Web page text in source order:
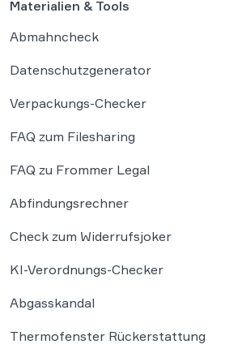
Materialien & Tools
Abmahncheck
Datenschutzgenerator
Verpackungs-Checker
FAQ zum Filesharing
FAQ zu Frommer Legal
Abfindungsrechner
Check zum Widerrufsjoker
KI-Verordnungs-Checker
Abgasskandal
Thermofenster Rückerstattung